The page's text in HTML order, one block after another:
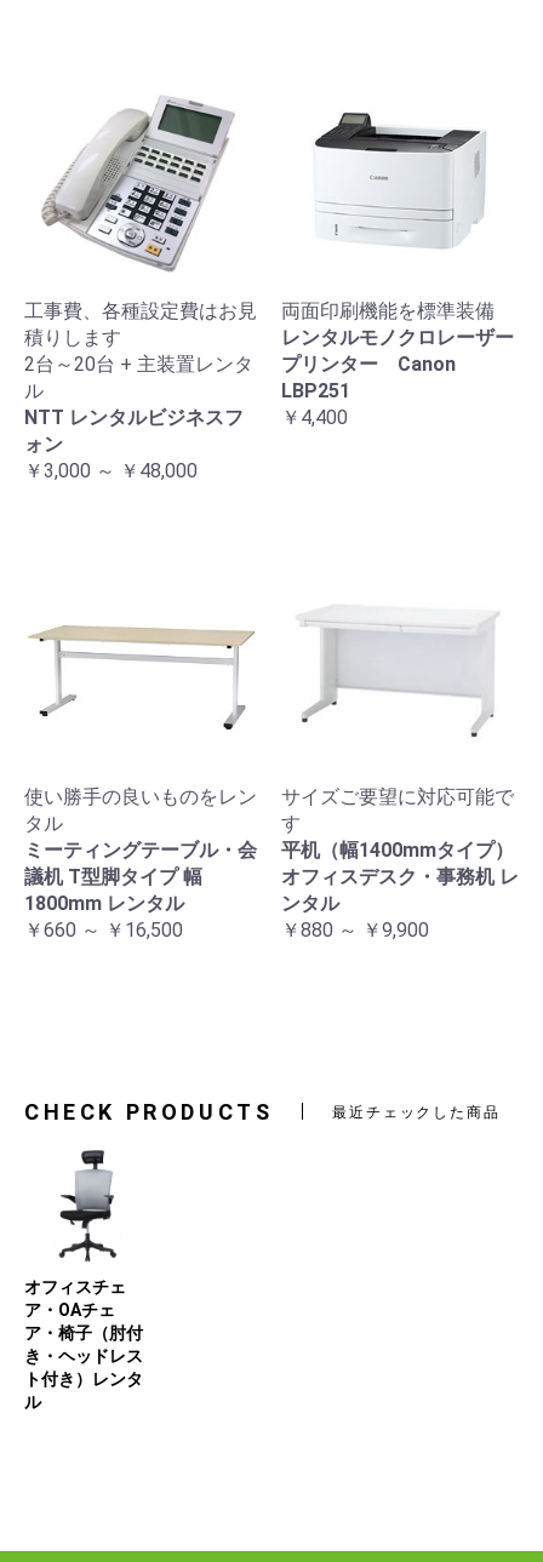
工事費、各種設定費はお見
積りします
2台～20台 + 主装置レンタ
ル
NTT レンタルビジネスフ
ォン
￥3,000 ～ ￥48,000
両面印刷機能を標準装備
レンタルモノクロレーザー
プリンター Canon
LBP251
￥4,400
使い勝手の良いものをレン
タル
ミーティングテーブル・会
議机 T型脚タイプ 幅
1800mm レンタル
￥660 ～ ￥16,500
サイズご要望に対応可能で
す
平机（幅1400mmタイプ）
オフィスデスク・事務机 レ
ンタル
￥880 ～ ￥9,900
CHECK PRODUCTS 最近チェックした商品
オフィスチェ
ア・OAチェ
ア・椅子（肘付
き・ヘッドレス
ト付き）レンタ
ル